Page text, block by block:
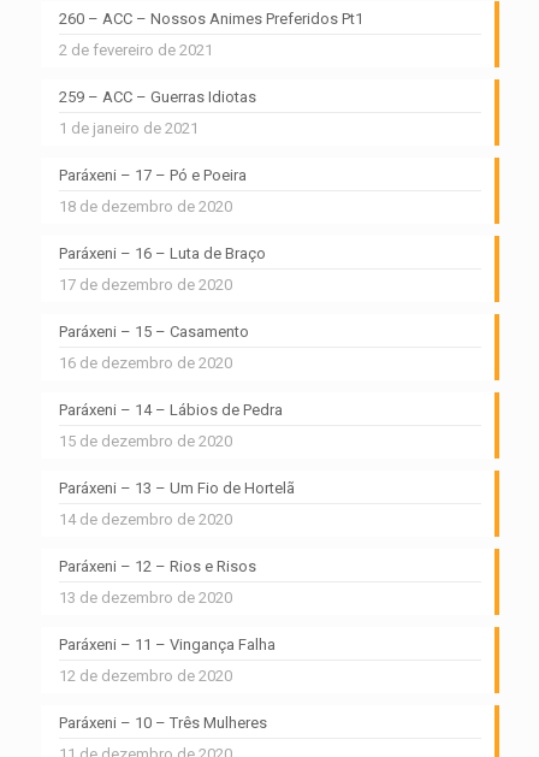
260 – ACC – Nossos Animes Preferidos Pt1
2 de fevereiro de 2021
259 – ACC – Guerras Idiotas
1 de janeiro de 2021
Paráxeni – 17 – Pó e Poeira
18 de dezembro de 2020
Paráxeni – 16 – Luta de Braço
17 de dezembro de 2020
Paráxeni – 15 – Casamento
16 de dezembro de 2020
Paráxeni – 14 – Lábios de Pedra
15 de dezembro de 2020
Paráxeni – 13 – Um Fio de Hortelã
14 de dezembro de 2020
Paráxeni – 12 – Rios e Risos
13 de dezembro de 2020
Paráxeni – 11 – Vingança Falha
12 de dezembro de 2020
Paráxeni – 10 – Três Mulheres